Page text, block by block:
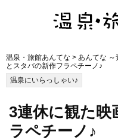
温泉・旅館あんてな > あんてな ～
とスタバの新作フラペチーノ♪
温泉にいらっしゃい♪
3連休に観た映
ラペチーノ♪